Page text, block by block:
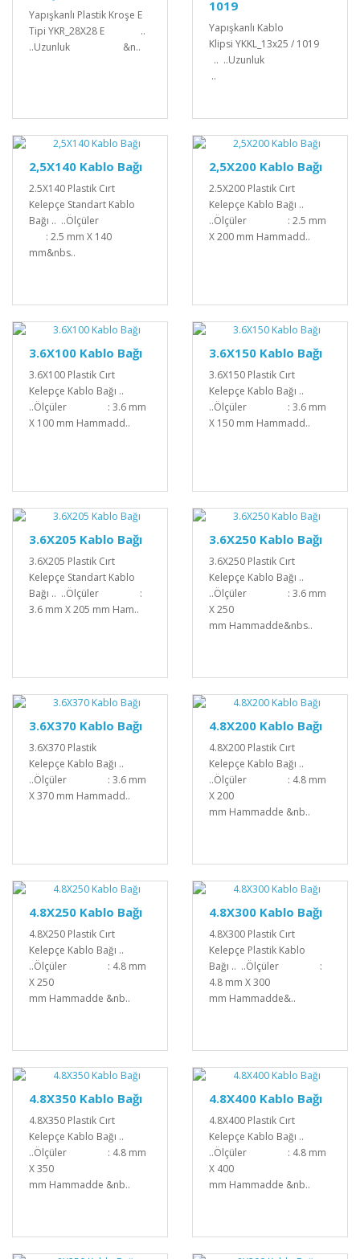
Yapışkanlı Plastik Kroşe E
Tipi YKR_28X28 E ..
..Uzunluk &n..
1019
Yapışkanlı Kablo
Klipsi YKKL_13x25 / 1019
.. ..Uzunluk
..
2,5X140 Kablo Bağı
2.5X140 Plastik Cırt
Kelepçe Standart Kablo
Bağı .. ..Ölçüler
: 2.5 mm X 140
mm&nbs..
2,5X200 Kablo Bağı
2.5X200 Plastik Cırt
Kelepçe Kablo Bağı ..
..Ölçüler : 2.5 mm
X 200 mm Hammadd..
3.6X100 Kablo Bağı
3.6X100 Plastik Cırt
Kelepçe Kablo Bağı ..
..Ölçüler : 3.6 mm
X 100 mm Hammadd..
3.6X150 Kablo Bağı
3.6X150 Plastik Cırt
Kelepçe Kablo Bağı ..
..Ölçüler : 3.6 mm
X 150 mm Hammadd..
3.6X205 Kablo Bağı
3.6X205 Plastik Cırt
Kelepçe Standart Kablo
Bağı .. ..Ölçüler :
3.6 mm X 205 mm Ham..
3.6X250 Kablo Bağı
3.6X250 Plastik Cırt
Kelepçe Kablo Bağı ..
..Ölçüler : 3.6 mm
X 250
mm Hammadde&nbs..
3.6X370 Kablo Bağı
3.6X370 Plastik
Kelepçe Kablo Bağı ..
..Ölçüler : 3.6 mm
X 370 mm Hammadd..
4.8X200 Kablo Bağı
4.8X200 Plastik Cırt
Kelepçe Kablo Bağı ..
..Ölçüler : 4.8 mm
X 200
mm Hammadde &nb..
4.8X250 Kablo Bağı
4.8X250 Plastik Cırt
Kelepçe Kablo Bağı ..
..Ölçüler : 4.8 mm
X 250
mm Hammadde &nb..
4.8X300 Kablo Bağı
4.8X300 Plastik Cırt
Kelepçe Plastik Kablo
Bağı .. ..Ölçüler :
4.8 mm X 300
mm Hammadde&..
4.8X350 Kablo Bağı
4.8X350 Plastik Cırt
Kelepçe Kablo Bağı ..
..Ölçüler : 4.8 mm
X 350
mm Hammadde &nb..
4.8X400 Kablo Bağı
4.8X400 Plastik Cırt
Kelepçe Kablo Bağı ..
..Ölçüler : 4.8 mm
X 400
mm Hammadde &nb..